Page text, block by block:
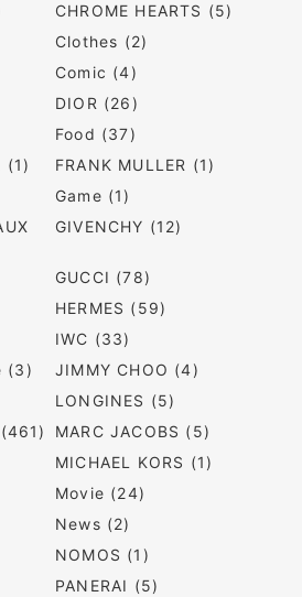
CHROME HEARTS (5)
Clothes (2)
Comic (4)
DIOR (26)
Food (37)
(1)
FRANK MULLER (1)
Game (1)
GIVENCHY (12)
GUCCI (78)
HERMES (59)
IWC (33)
(3)
JIMMY CHOO (4)
LONGINES (5)
MARC JACOBS (5)
MICHAEL KORS (1)
Movie (24)
News (2)
NOMOS (1)
PANERAI (5)